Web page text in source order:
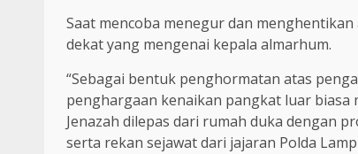
Saat mencoba menegur dan
dekat yang mengenai kepala almarhum.
“Sebagai bentuk penghormatan atas
penghargaan kenaikan pangkat luar biasa
Jenazah dilepas dari rumah duka dengan
serta rekan sejawat dari jajaran Polda